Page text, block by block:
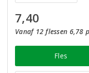
7,40
Vanaf 12 flessen 6,78
Fles